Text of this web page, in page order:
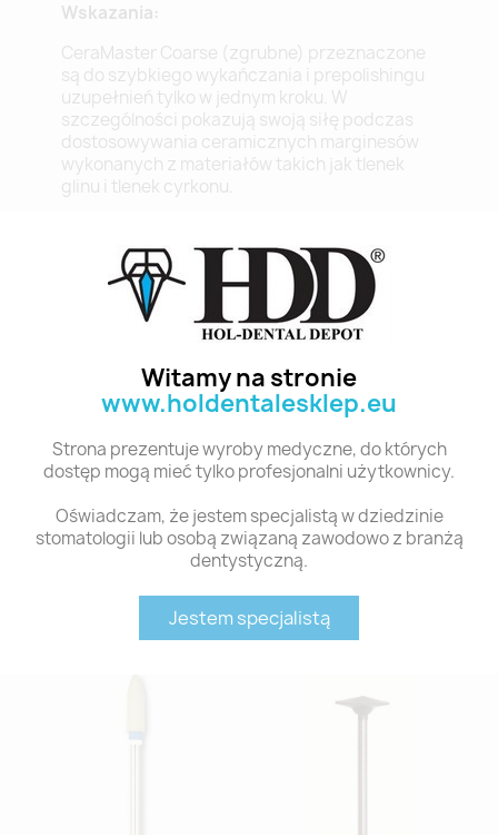
Witamy na stronie
www.holdentalesklep.eu
Strona prezentuje wyroby medyczne, do których
dostęp mogą mieć tylko profesjonalni użytkownicy.
Oświadczam, że jestem specjalistą w dziedzinie
stomatologii lub osobą związaną zawodowo z branżą
dentystyczną.
Jestem specjalistą
Wskazania:
CeraMaster Coarse (zgrubne) przeznaczone
są do szybkiego wykańczania i prepolishingu
uzupełnień tylko w jednym kroku. W
szczególności pokazują swoją siłę podczas
dostosowywania ceramicznych marginesów
wykonanych z materiałów takich jak tlenek
glinu i tlenek cyrkonu.
stosowaniu gumek CeraMaster nie ma
potrzeby stosowania dodatkowej pasty do
polerowania, ponieważ wysoki połysk
powstaje przy użyciu impregnowanych z
diamentem silikonowych gumek.
Gumka silikonowa ze zintegrowanymi
cząstkami diamentu
Indywidualnie konfigurowalne
Nie potrzeba pasty do polerowania
Długotrwała żywotność
Niskie wytwarzanie ciepła
Polecane produkty z tej kategorii